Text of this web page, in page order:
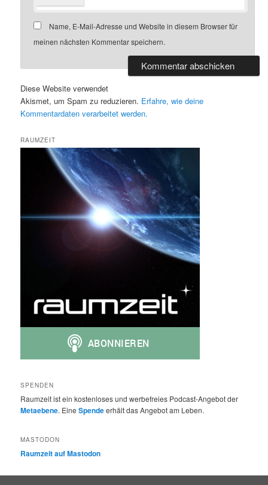
Name, E-Mail-Adresse und Website in diesem Browser für
meinen nächsten Kommentar speichern.
Diese Website verwendet
Akismet, um Spam zu reduzieren. Erfahre, wie deine
Kommentardaten verarbeitet werden.
RAUMZEIT
SPENDEN
Raumzeit ist ein kostenloses und werbefreies Podcast-Angebot der
Metaebene. EineSpendeerhält das Angebot am Leben.
MASTODON
Raumzeit auf Mastodon